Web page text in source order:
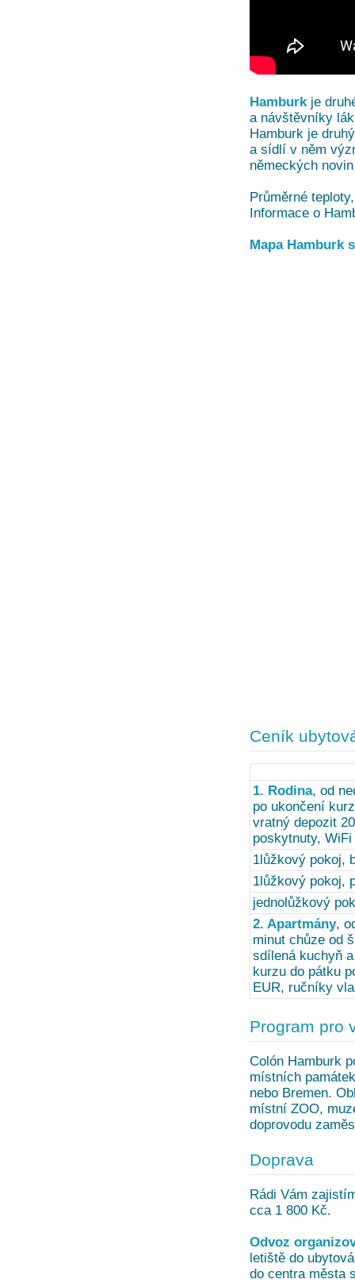
Hamburkje
a návštěvníky
Hamburk je
a sídlí v něm
německých
Průměrné
Informace o
Mapa Hamburk
Ceník
1. Rodina, od
po ukončení
vratný depozit
poskytnuty, WiFi
1lůžkový pokoj,
1lůžkový pokoj,
jednolůžkový
2. Apartmány,
minut chůze od
sdílená kuchyň
kurzu do pátku
EUR, ručníky
Program pro
Colón Hamburk
místních
nebo Bremen.
místní ZOO,
doprovodu
Doprava
Rádi Vám
cca 1 800 Kč.
Odvoz
letiště do
do centra města